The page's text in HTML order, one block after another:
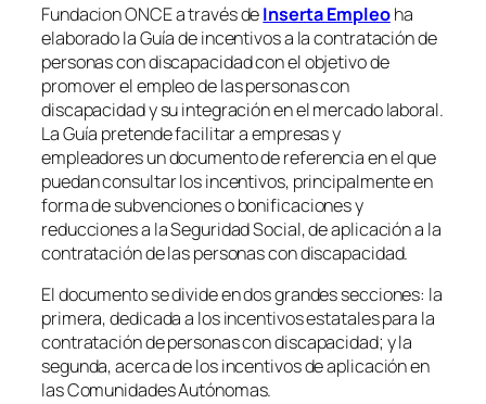
Fundacion ONCE a través deInserta Empleoha
elaborado la Guía de incentivos a la contratación de
personas con discapacidad con el objetivo de
promover el empleo de las personas con
discapacidad y su integración en el mercado laboral.
La Guía pretende facilitar a empresas y
empleadores un documento de referencia en el que
puedan consultar los incentivos, principalmente en
forma de subvenciones o bonificaciones y
reducciones a la Seguridad Social, de aplicación a la
contratación de las personas con discapacidad.
El documento se divide en dos grandes secciones: la
primera, dedicada a los incentivos estatales para la
contratación de personas con discapacidad; y la
segunda, acerca de los incentivos de aplicación en
las Comunidades Autónomas.